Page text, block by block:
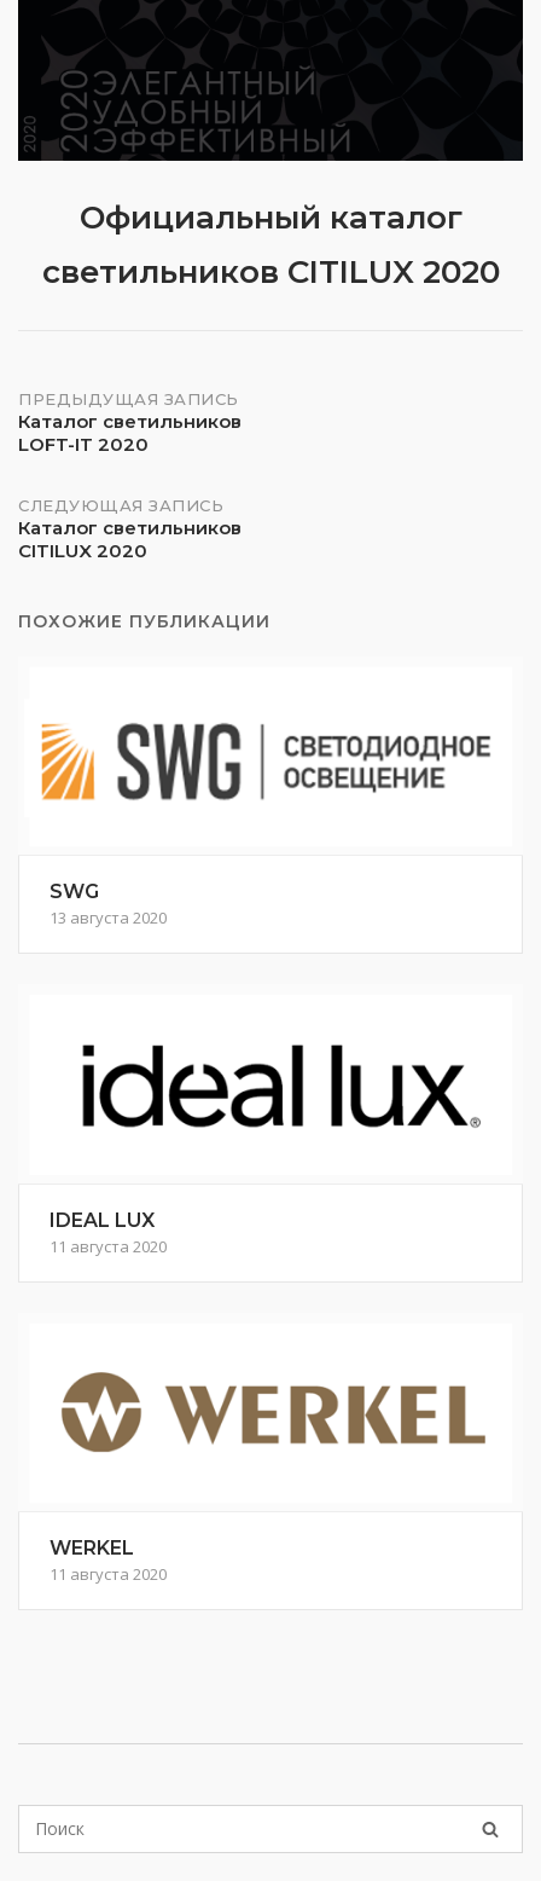
Официальный каталог
светильников CITILUX 2020
Навигация
по
записям
ПРЕДЫДУЩАЯ ЗАПИСЬ
Каталог светильников
LOFT-IT 2020
СЛЕДУЮЩАЯ ЗАПИСЬ
Каталог светильников
CITILUX 2020
ПОХОЖИЕ ПУБЛИКАЦИИ
SWG
13 августа 2020
IDEAL LUX
11 августа 2020
WERKEL
11 августа 2020